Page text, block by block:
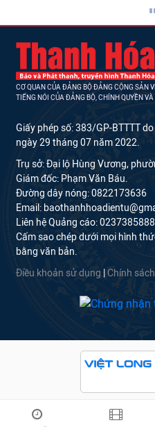
CƠ QUAN CỦA ĐẢNG BỘ ĐẢNG CỘNG SẢN
TIẾNG NÓI CỦA ĐẢNG BỘ, CHÍNH QUYỀN
Giấy phép số: 383/GP-BTTTT
ngày 29 tháng 07 năm 2022.
Trụ sở: Đại lộ Hùng Vương,
Giám đốc: Phạm Văn Báu.
Đường dây nóng: 0822173636
Email:
Liên hệ Quảng cáo:
Cấm sao chép dưới mọi hình
bằng văn bản.
Điều khoản sử dụng Chính